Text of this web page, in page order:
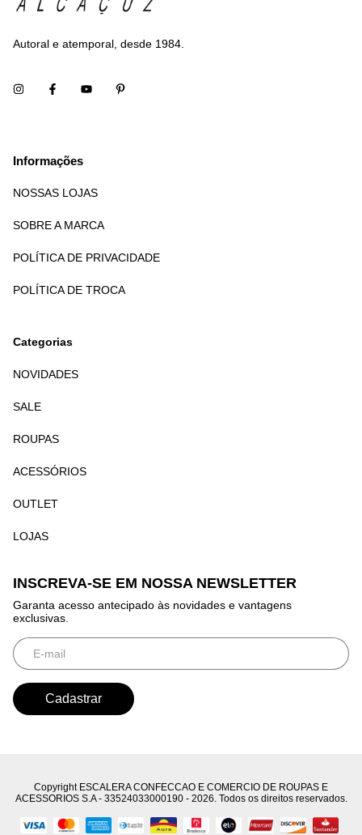
Autoral e atemporal, desde 1984.
Informações
NOSSAS LOJAS
SOBRE A MARCA
POLÍTICA DE PRIVACIDADE
POLÍTICA DE TROCA
Categorias
NOVIDADES
SALE
ROUPAS
ACESSÓRIOS
OUTLET
LOJAS
INSCREVA-SE EM NOSSA NEWSLETTER
Garanta acesso antecipado às novidades e vantagens
exclusivas.
Copyright ESCALERA CONFECCAO E COMERCIO DE ROUPAS E
ACESSORIOS S.A - 33524033000190 - 2026. Todos os direitos reservados.